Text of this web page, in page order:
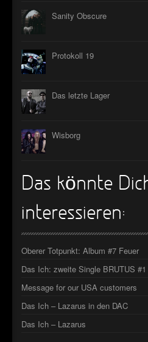
Sanity Obscure
Protokoll 19
Das letzte Lager
Wisborg
Das könnte
interessieren:
Oberer Totpunkt: Album #7 Feuer
Das Ich: zweite Single BRUTUS #1
Message for our USA customers
Das Ich – Lazarus in den DAC
Das Ich – Lazarus